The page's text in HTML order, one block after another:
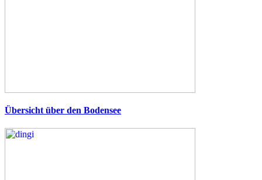
Übersicht über den Bodensee